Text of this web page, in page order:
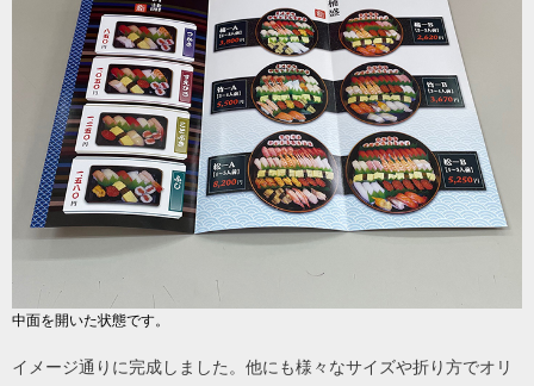
中面を開いた状態です。
イメージ通りに完成しました。他にも様々なサイズや折り方でオリ